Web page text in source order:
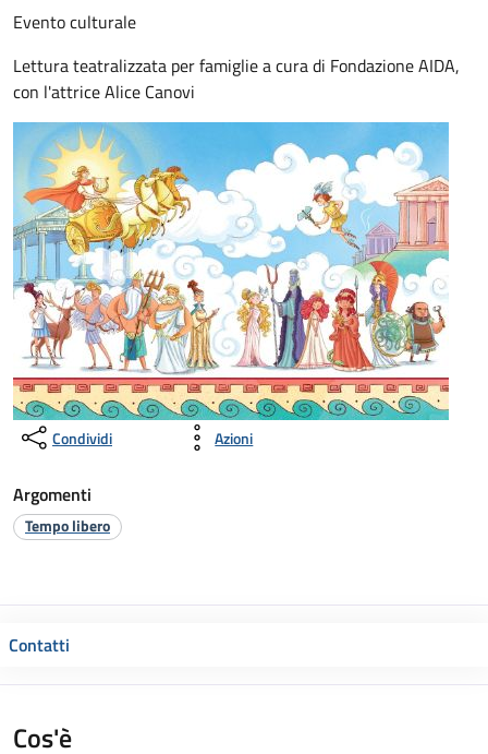
Evento culturale
Lettura teatralizzata per famiglie a cura di Fondazione AIDA,
con l'attrice Alice Canovi
Condividi Azioni
Argomenti
Tempo libero
Contatti
Cos'è